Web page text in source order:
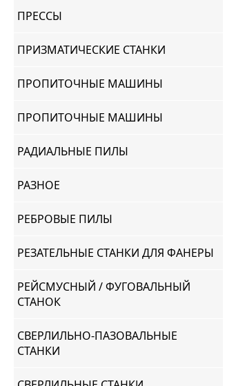
ПРЕССЫ
ПРИЗМАТИЧЕСКИЕ СТАНКИ
ПРОПИТОЧНЫЕ МАШИНЫ
ПРОПИТОЧНЫЕ МАШИНЫ
РАДИАЛЬНЫЕ ПИЛЫ
РАЗНОЕ
РЕБРОВЫЕ ПИЛЫ
РЕЗАТЕЛЬНЫЕ СТАНКИ ДЛЯ ФАНЕРЫ
РЕЙСМУСНЫЙ / ФУГОВАЛЬНЫЙ
СТАНОК
СВЕРЛИЛЬНО-ПАЗОВАЛЬНЫЕ
СТАНКИ